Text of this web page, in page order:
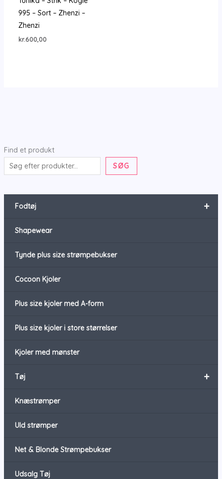
Find et produkt
SØG
+
Fodtøj
Shapewear
Tynde plus size strømpebukser
Cocoon Kjoler
Plus size kjoler med A-form
Plus size kjoler i store størrelser
Kjoler med mønster
+
Tøj
Knæstrømper
Uld strømper
Net & Blonde Strømpebukser
Udsalg Tøj
995 – Sort – Zhenzi –
Zhenzi
kr.600,00